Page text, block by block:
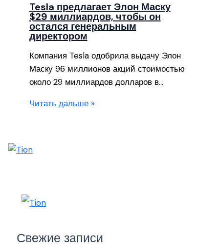
Tesla предлагает Элон Маску
$29 миллиардов, чтобы он
остался генеральным
директором
Компания Tesla одобрила выдачу Элон
Маску 96 миллионов акций стоимостью
около 29 миллиардов долларов в…
Читать дальше »
Свежие записи